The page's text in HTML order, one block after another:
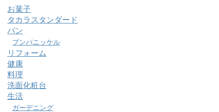
お菓子
タカラスタンダード
パン
プンパニッケル
リフォーム
健康
料理
洗面化粧台
生活
ガーデニング